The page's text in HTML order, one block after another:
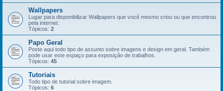
Wallpapers
Lugar para disponibilizar Wallpapers que você mesmo criou ou que encontrou
pela internet.
Tópicos: 2
Papo Geral
Poste aqui todo tipo de assunto sobre imagens e design em geral. Também
pode usar este espaço para exposição de trabalhos.
Tópicos: 45
Tutoriais
Todo tipo de tutorial sobre imagem.
Tópicos: 6